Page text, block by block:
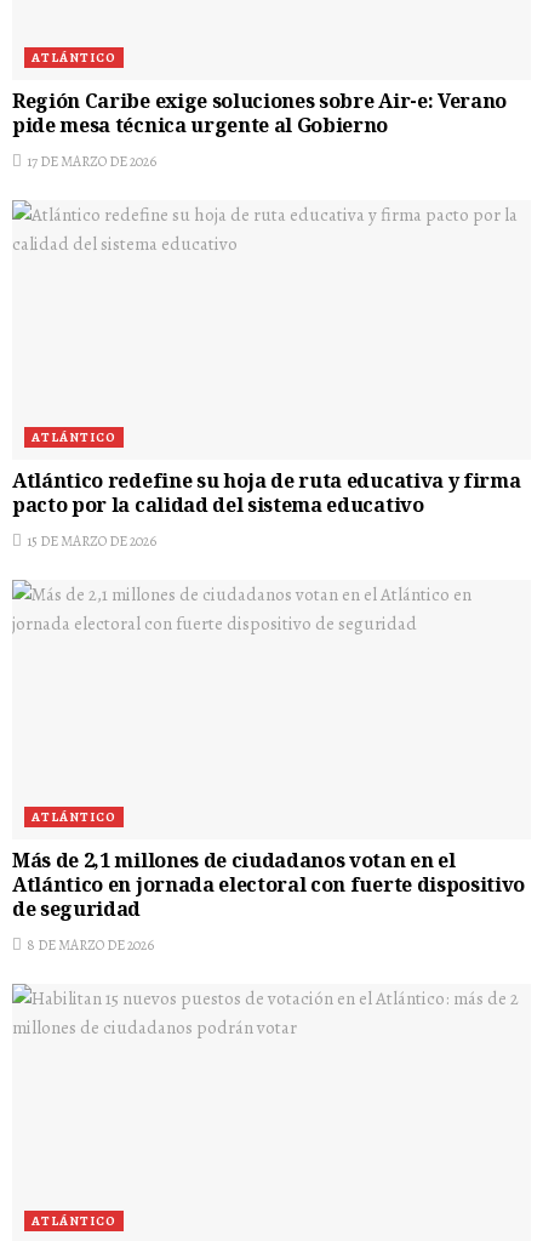
ATLÁNTICO
Región Caribe exige soluciones sobre Air-e: Verano
pide mesa técnica urgente al Gobierno
17 DE MARZO DE 2026
ATLÁNTICO
Atlántico redefine su hoja de ruta educativa y firma
pacto por la calidad del sistema educativo
15 DE MARZO DE 2026
ATLÁNTICO
Más de 2,1 millones de ciudadanos votan en el
Atlántico en jornada electoral con fuerte dispositivo
de seguridad
8 DE MARZO DE 2026
ATLÁNTICO